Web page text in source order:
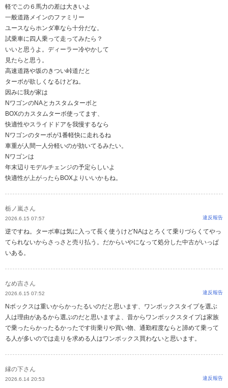
軽でこの６馬力の差は大きいよ
一般道路メインのファミリー
ユースならホンダ車なら十分だな。
試乗車に四人乗って走ってみたら？
いいと思うよ。ディーラー冷やかして
見たらと思う。
高速道路や坂のきつい峠道だと
ターボが欲しくなるけどね。
因みに我が家は
NワゴンのNAとカスタムターボと
BOXのカスタムターボ使ってます、
快適性やスライドドアを我慢するなら
Nワゴンのターボが1番軽快に走れるね
車重が人間一人分軽いのが効いてるみたい。
Nワゴンは
年末辺りモデルチェンジの予定らしいよ
快適性が上がったらBOXよりいいかもね。
栃ノ嵐さん
2026.6.15 07:57 違反報告
逆ですね。ターボ車は気に入って長く使うけどNAはとろくて乗りづらくてやっ
てられないからさっさと売り払う。だからいやになって処分した中古がいっぱ
いある。
なめ吉さん
2026.6.15 07:52 違反報告
Nボックスは重いからかったるいのだと思います、ワンボックスタイプを選ぶ
人は理由があるから選ぶのだと思いますよ、昔からワンボックスタイプは家族
で乗ったらかったるかったです街乗りや買い物、通勤程度ならと諦めて乗って
る人が多いのでは走りを求める人はワンボックス買わないと思います。
縁の下さん
2026.6.14 20:53 違反報告